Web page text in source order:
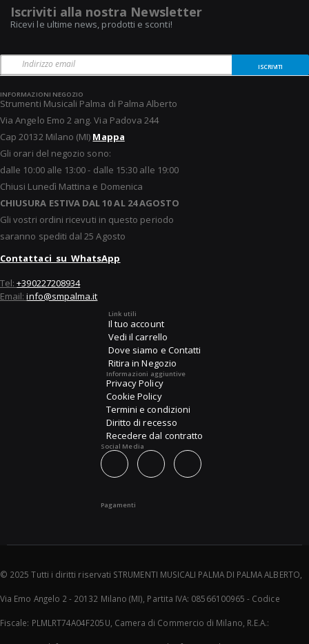
Iscriviti alla nostra Newsletter
Ricevi le ultime news, prodotti e sconti!
ISCRIVITI
INFORMAZIONI NEGOZIO
Strumenti Musicali Palma di Palma Alberto
Via Angelo Emo 2 ang. Via Padova 244
Cap 20132 Milano (MI) Mappa
Gli orari del negozio sono:
dalle 10:00 alle 13:00 - dalle 15:30 alle 19:00
Chiusi Lunedì Mattina e Domenica
CHIUSURA ESTIVA DAL 10 AL 24 AGOSTO
Gli vostri ordini ricevuti in questo periodo
saranno spediti dal 25 Agosto
Contattaci su WhatsApp
Tel:+390227208934
Email:info@smpalma.it
Link utili
Il tuo account
Vedi il carrello
Dove siamo e Contatti
Ritira in Negozio
Informazioni aggiuntive
Privacy Policy
Cookie Policy
Termini e condizioni
Diritto di recesso
Recedere dal contratto
Social Media
Pagamenti
© 2025 Tutti i diritti riservati STRUMENTI MUSICALI PALMA DI PALMA ALBERTO,
Via Emo Angelo 2 - 20132 Milano (MI), Partita IVA: 08566100965 - Codice
Fiscale: PLMLRT74A04F205U, Camera di Commercio di Milano, R.E.A.: